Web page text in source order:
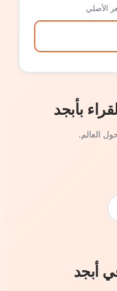
بأبجد
العالم.
أبجد